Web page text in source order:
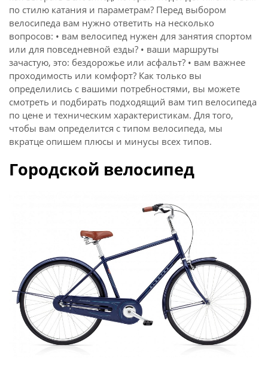
по стилю катания и параметрам? Перед выбором
велосипеда вам нужно ответить на несколько
вопросов: • вам велосипед нужен для занятия спортом
или для повседневной езды? • ваши маршруты
зачастую, это: бездорожье или асфальт? • вам важнее
проходимость или комфорт? Как только вы
определились с вашими потребностями, вы можете
смотреть и подбирать подходящий вам тип велосипеда
по цене и техническим характеристикам. Для того,
чтобы вам определится с типом велосипеда, мы
вкратце опишем плюсы и минусы всех типов.
Городской велосипед